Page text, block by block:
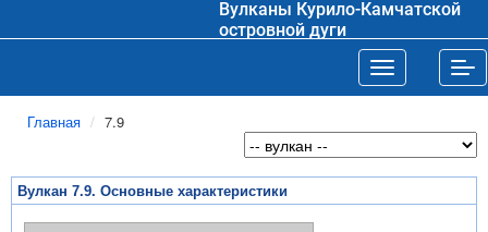
Вулканы Курило-Камчатской
островной дуги
Toggle
Главная 7.9
Вулкан 7.9. Основные характеристики